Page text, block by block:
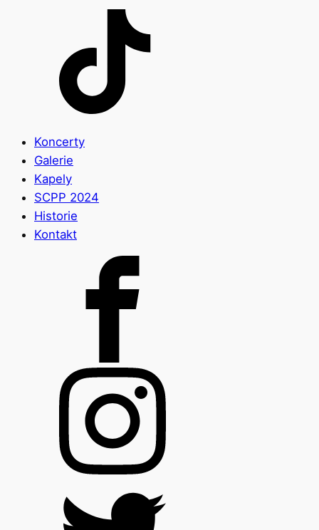
Koncerty
Galerie
Kapely
SCPP 2024
Historie
Kontakt